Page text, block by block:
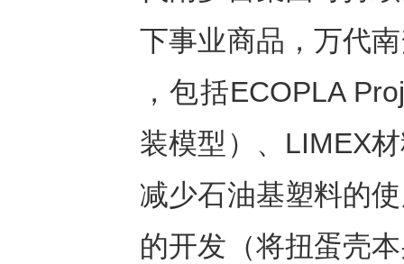
下事业商品，万代
，包括ECOPLA
装模型）、LIMEX
减少石油基塑料的
的开发（将扭蛋壳